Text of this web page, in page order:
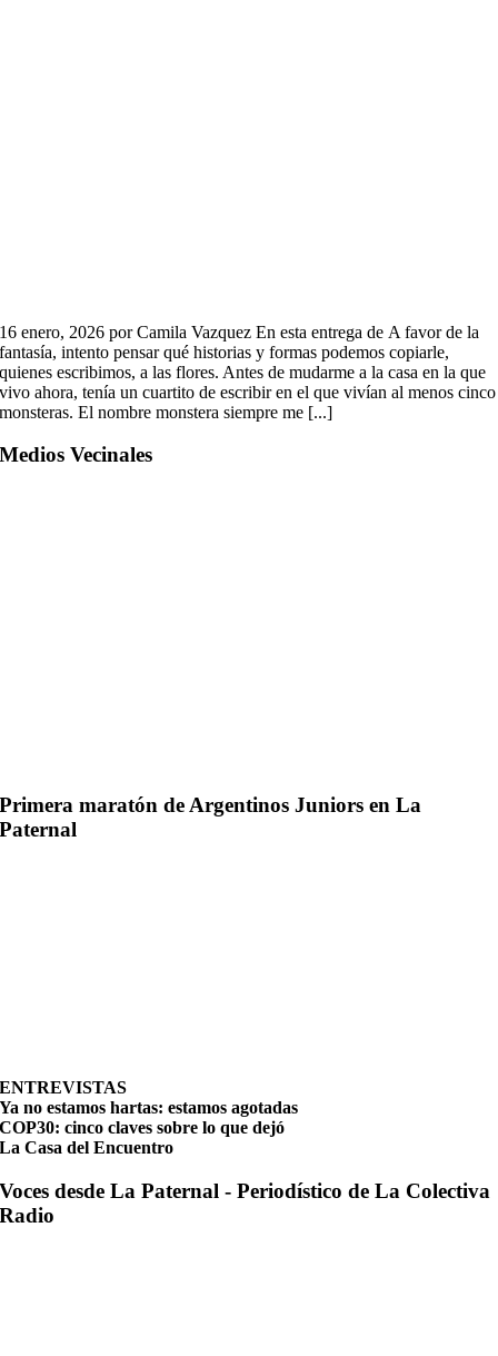
16 enero, 2026 por Camila Vazquez En esta entrega de A favor de la
fantasía, intento pensar qué historias y formas podemos copiarle,
quienes escribimos, a las flores. Antes de mudarme a la casa en la que
vivo ahora, tenía un cuartito de escribir en el que vivían al menos cinco
monsteras. El nombre monstera siempre me [...]
Medios Vecinales
Primera maratón de Argentinos Juniors en La
Paternal
ENTREVISTAS
Ya no estamos hartas: estamos agotadas
COP30: cinco claves sobre lo que dejó
La Casa del Encuentro
Voces desde La Paternal - Periodístico de La Colectiva
Radio